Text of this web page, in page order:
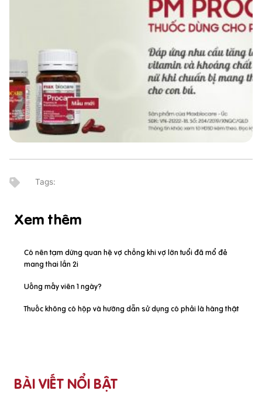
Xem thêm
Có nên tạm dừng quan hệ vợ chồng khi vợ lớn tuổi đã mổ đẻ
mang thai lần 2i
Uống mấy viên 1 ngày?
Thuốc không có hộp và hướng dẫn sử dụng có phải là hàng thật
BÀI VIẾT NỔI BẬT